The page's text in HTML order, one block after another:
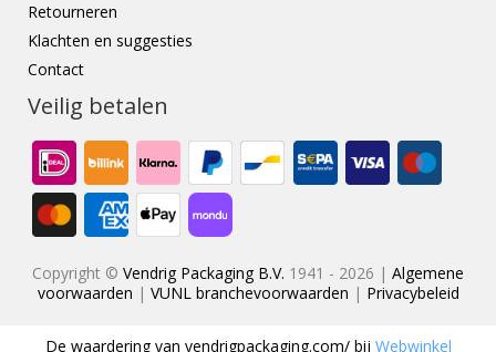
Retourneren
Klachten en suggesties
Contact
Veilig betalen
Copyright © Vendrig Packaging B.V. 1941 - 2026 | Algemene
voorwaarden | VUNL branchevoorwaarden | Privacybeleid
De waardering van vendrigpackaging.com/bij Webwinkel